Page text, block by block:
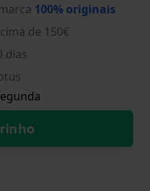
100% originais
de 150€
dias